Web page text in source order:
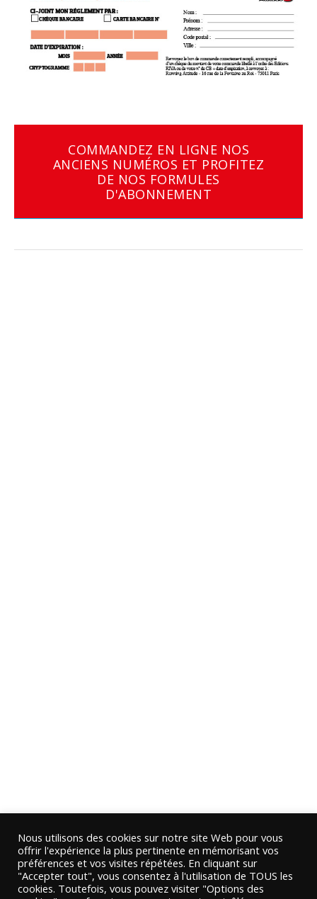
COMMANDEZ EN LIGNE NOS
ANCIENS NUMÉROS ET PROFITEZ
DE NOS FORMULES
D'ABONNEMENT
Nous utilisons des cookies sur notre site Web pour vous
offrir l'expérience la plus pertinente en mémorisant vos
préférences et vos visites répétées. En cliquant sur
"Accepter tout", vous consentez à l'utilisation de TOUS les
cookies. Toutefois, vous pouvez visiter "Options des